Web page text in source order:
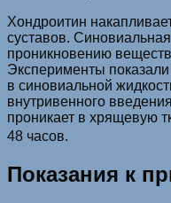
Хондроитин
суставов.
проникновению
Эксперименты
в синовиальной
внутривенного
проникает в хрящевую
48 часов.
Показания к